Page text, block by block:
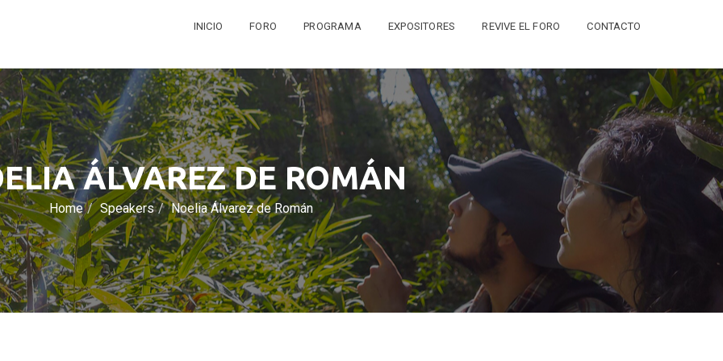
INICIO FORO PROGRAMA EXPOSITORES REVIVE EL FORO CONTACTO
ÁLVAREZ DE ROMÁN
Home Speakers Noelia Álvarez de Román